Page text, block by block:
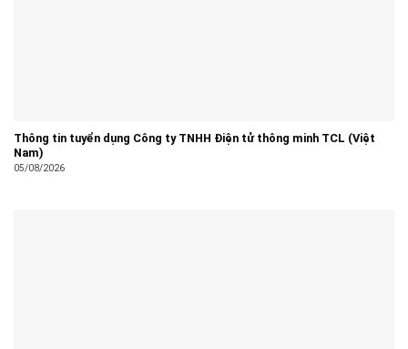
Thông tin tuyển dụng Công ty TNHH Điện tử thông minh TCL (Việt
Nam)
05/08/2026